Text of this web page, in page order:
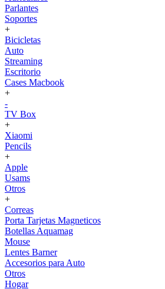
Parlantes
Soportes
+
Bicicletas
Auto
Streaming
Escritorio
Cases Macbook
+
-
TV Box
+
Xiaomi
Pencils
+
Apple
Usams
Otros
+
Correas
Porta Tarjetas Magneticos
Botellas Aquamag
Mouse
Lentes Barner
Accesorios para Auto
Otros
Hogar